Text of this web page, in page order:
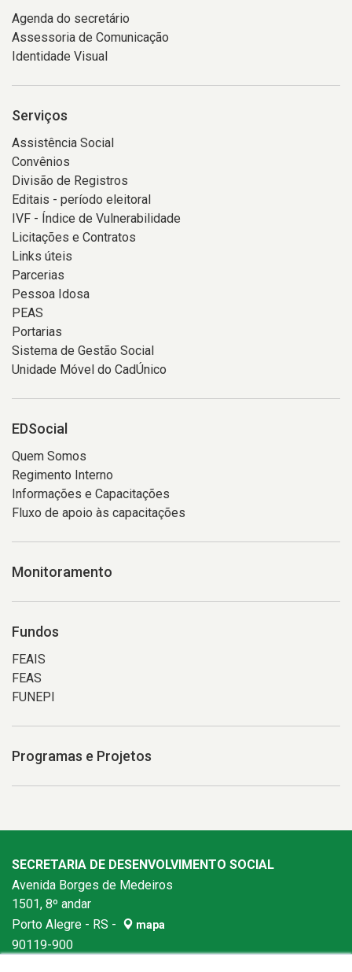
Agenda do secretário
Assessoria de Comunicação
Identidade Visual
Serviços
Assistência Social
Convênios
Divisão de Registros
Editais - período eleitoral
IVF - Índice de Vulnerabilidade
Licitações e Contratos
Links úteis
Parcerias
Pessoa Idosa
PEAS
Portarias
Sistema de Gestão Social
Unidade Móvel do CadÚnico
EDSocial
Quem Somos
Regimento Interno
Informações e Capacitações
Fluxo de apoio às capacitações
Monitoramento
Fundos
FEAIS
FEAS
FUNEPI
Programas e Projetos
SECRETARIA DE DESENVOLVIMENTO SOCIAL
Avenida Borges de Medeiros
1501, 8º andar
Porto Alegre - RS -
mapa
90119-900